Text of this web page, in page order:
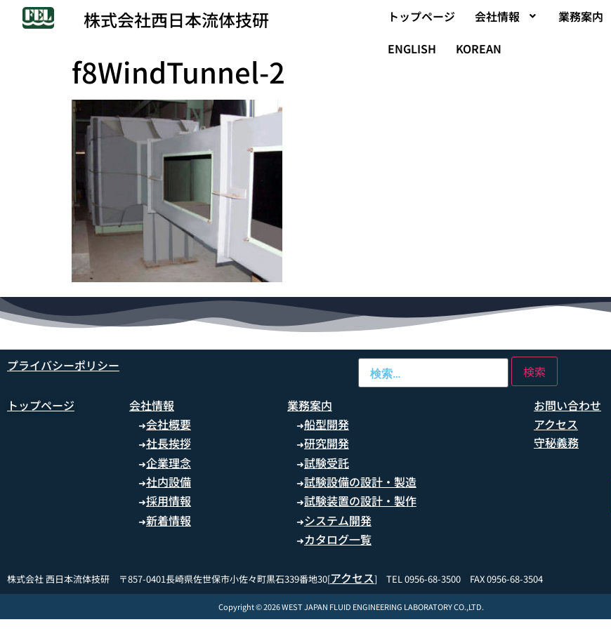
トップページ 会社情報 業務案内
ENGLISH
KOREAN
株式会社西日本流体技研
f8WindTunnel-2
プライバシーポリシー
トップページ 会社情報
➜会社概要
➜社長挨拶
➜企業理念
➜社内設備
➜採用情報
➜新着情報
業務案内
➜船型開発
➜研究開発
➜試験受託
➜試験設備の設計・製造
➜試験装置の設計・製作
➜システム開発
➜カタログ一覧
お問い合わせ
アクセス
守秘義務
株式会社 西日本流体技研 〒857-0401長崎県佐世保市小佐々町黒石339番地30[アクセス] TEL 0956-68-3500 FAX 0956-68-3504
Copyright © 2026 WEST JAPAN FLUID ENGINEERING LABORATORY CO.,LTD.